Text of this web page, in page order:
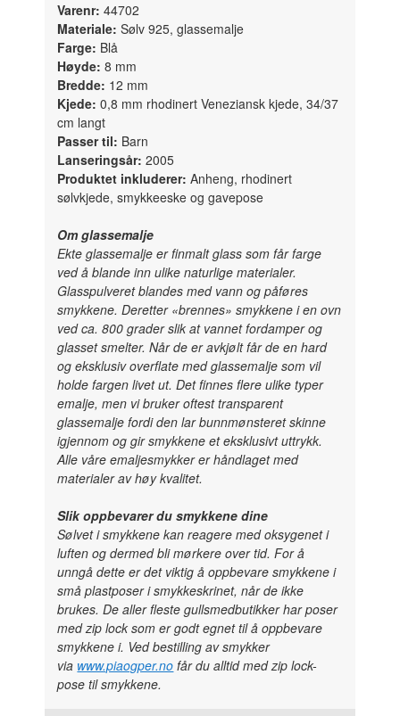
Varenr: 44702
Materiale: Sølv 925, glassemalje
Farge: Blå
Høyde:8 mm
Bredde: 12 mm
Kjede: 0,8 mm rhodinert Veneziansk kjede, 34/37
cm langt
Passer til: Barn
Lanseringsår: 2005
Produktet inkluderer: Anheng, rhodinert
sølvkjede, smykkeeske og gavepose
Om glassemalje
Ekte glassemalje er finmalt glass som får farge
ved å blande inn ulike naturlige materialer.
Glasspulveret blandes med vann og påføres
smykkene. Deretter «brennes» smykkene i en ovn
ved ca. 800 grader slik at vannet fordamper og
glasset smelter. Når de er avkjølt får de en hard
og eksklusiv overflate med glassemalje som vil
holde fargen livet ut. Det finnes flere ulike typer
emalje, men vi bruker oftest transparent
glassemalje fordi den lar bunnmønsteret skinne
igjennom og gir smykkene et eksklusivt uttrykk.
Alle våre emaljesmykker er håndlaget med
materialer av høy kvalitet.
Slik oppbevarer du smykkene dine
Sølvet i smykkene kan reagere med oksygenet i
luften og dermed bli mørkere over tid. For å
unngå dette er det viktig å oppbevare smykkene i
små plastposer i smykkeskrinet, når de ikke
brukes. De aller fleste gullsmedbutikker har poser
med zip lock som er godt egnet til å oppbevare
smykkene i. Ved bestilling av smykker
via www.piaogper.no får du alltid med zip lock-
pose til smykkene.